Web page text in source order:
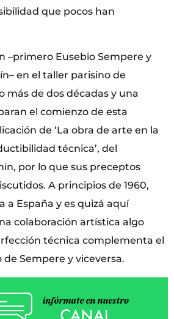
que pocos han
–primero Eusebio Sempere y
en el taller parisino de
más de dos décadas y una
el comienzo de esta
de ‘La obra de arte en la
técnica’, del
por lo que sus preceptos
A principios de 1960,
a España y es quizá aquí
colaboración artística algo
técnica complementa el
Sempere y viceversa.